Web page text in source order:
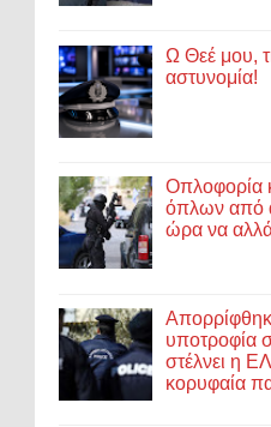
Ω Θεέ μου,
αστυνομία!
Οπλοφορία
όπλων από
ώρα να
υποτροφία
στέλνει η
κορυφαία